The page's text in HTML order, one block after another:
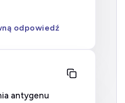
odpowiedź
antygenu